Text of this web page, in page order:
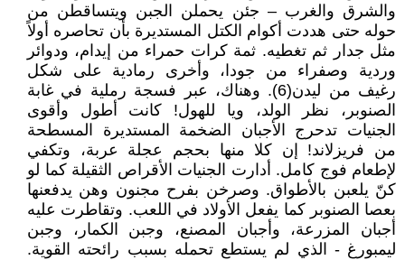
والشرق والغرب – جئن يحملن الجبن ويتساقطن من
حوله حتى هددت أكوام الكتل المستديرة بأن تحاصره أولاً
مثل جدار ثم تغطيه. ثمة كرات حمراء من إيدام، ودوائر
وردية وصفراء من جودا، وأخرى رمادية على شكل
رغيف من ليدن(6). وهناك، عبر فسجة رملية في غابة
الصنوبر، نظر الولد، ويا للهول! كانت أطول وأقوى
الجنيات تدحرج الأجبان الضخمة المستديرة المسطحة
من فريزلاند! إن كلا منها بحجم عجلة عربة، وتكفي
لإطعام فوج كامل. أدارت الجنيات الأقراص الثقيلة كما لو
كنّ يلعبن بالأطواق. وصرخن بفرح مجنون وهن يدفعنها
بعصا الصنوبر كما يفعل الأولاد في اللعب. وتقاطرت عليه
أجبان المزرعة، وأجبان المصنع، وجبن الكمار، وجبن
ليمبورغ - الذي لم يستطع تحمله بسبب رائحته القوية.